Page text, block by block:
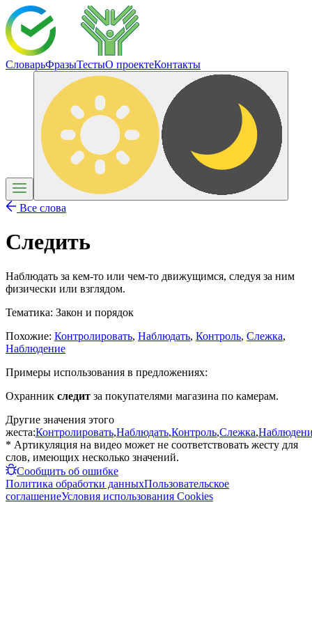
СловарьФразыТестыО проектеКонтакты
Все слова
Следить
Наблюдать за кем-то или чем-то движущимся, следуя за ним
физически или взглядом.
Тематика: Закон и порядок
Похожие: Контролировать, Наблюдать, Контроль, Слежка,
Наблюдение
Примеры использования в предложениях:
Охранник следит за покупателями магазина по камерам.
Другие значения этого
жеста:Контролировать,Наблюдать,Контроль,Слежка,
* Артикуляция на видео может не соответствовать жесту для
слов, имеющих несколько значений.
Сообщить об ошибке
Политика обработки данныхПользовательское
соглашениеУсловия использования Cookies